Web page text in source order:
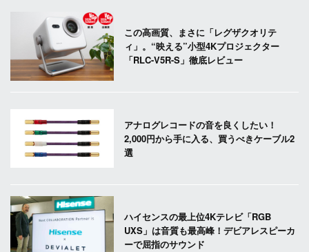
この高画質、まさに「レグザクオリテ
ィ」。“映える”小型4Kプロジェクター
「RLC-V5R-S」徹底レビュー
アナログレコードの音を良くしたい！
2,000円から手に入る、買うべきケーブル2
選
ハイセンスの最上位4Kテレビ「RGB
UXS」は音質も最高峰！デビアレスピーカ
ーで屈指のサウンド